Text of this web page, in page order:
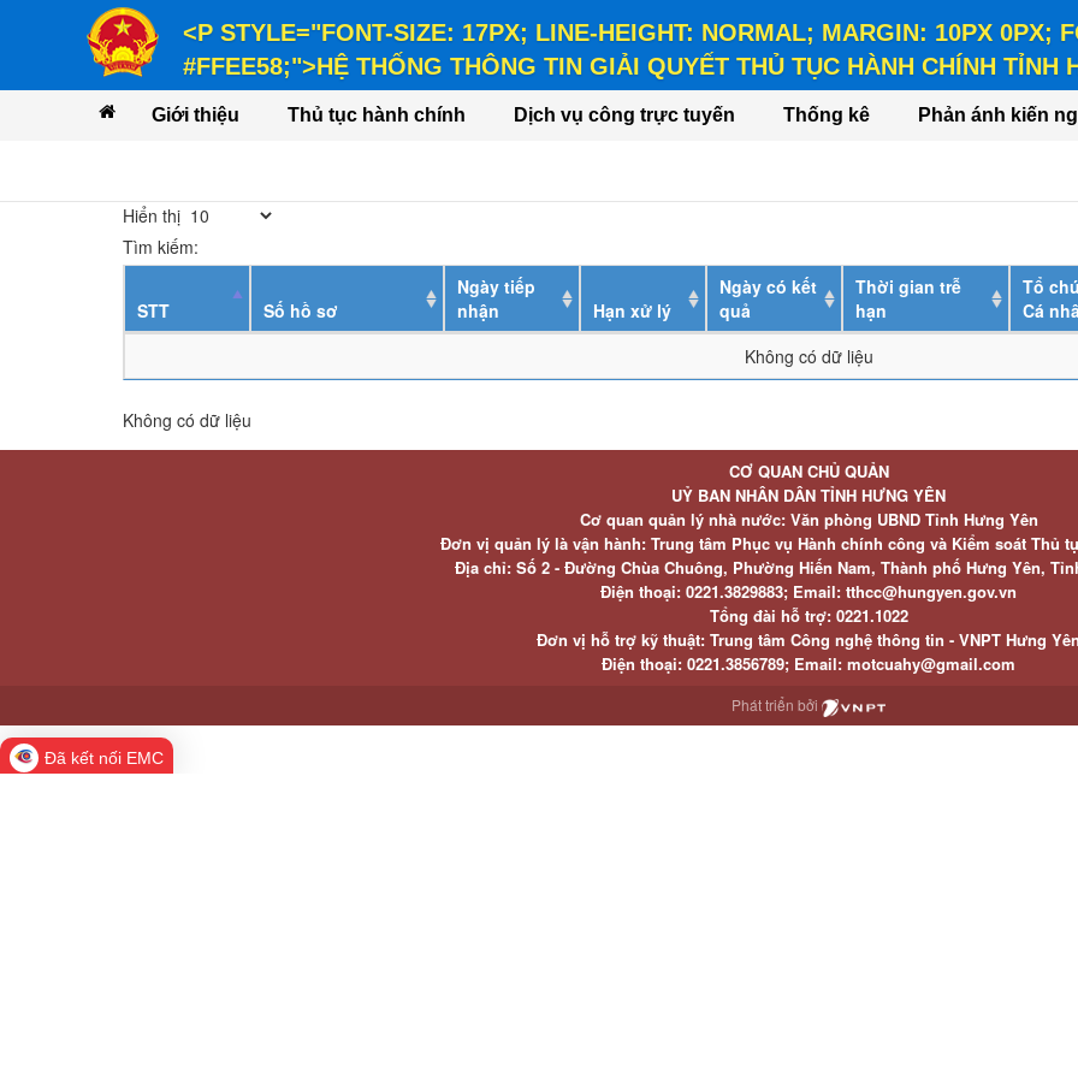
<P STYLE="FONT-SIZE: 17PX; LINE-HEIGHT: NORMAL; MARGIN: 10PX 0PX;
#FFEE58;">HỆ THỐNG THÔNG TIN GIẢI QUYẾT THỦ TỤC HÀNH CHÍNH TỈNH
<P STYLE="FONT-SIZE: 14PX; LINE-HEIGHT: NORMAL; MARGIN: 10PX 0PX; FONT-WEIGHT:
VỤ</P>
Giới thiệu Thủ tục hành chính Dịch vụ công trực tuyến Thống kê Phản ánh kiến
Hiển thị
Tìm kiếm:
STT Số hồ sơ
Ngày tiếp
nhận
Hạn xử lý
Ngày có kết
quả
Thời gian trễ
hạn
Tổ
Cá
Không có dữ liệu
Không có dữ liệu
CƠ QUAN CHỦ QUẢN
UỶ BAN NHÂN DÂN TỈNH HƯNG YÊN
Cơ quan quản lý nhà nước: Văn phòng UBND Tỉnh Hưng Yên
Đơn vị quản lý là vận hành: Trung tâm Phục vụ Hành chính công và Kiểm soát Thủ
Địa chỉ: Số 2 - Đường Chùa Chuông, Phường Hiến Nam, Thành phố Hưng Yên,
Điện thoại: 0221.3829883; Email: tthcc@hungyen.gov.vn
Tổng đài hỗ trợ: 0221.1022
Đơn vị hỗ trợ kỹ thuật: Trung tâm Công nghệ thông tin - VNPT Hưng Yên
Điện thoại: 0221.3856789; Email: motcuahy@gmail.com
Phát triển bởi
Đã kết nối EMC